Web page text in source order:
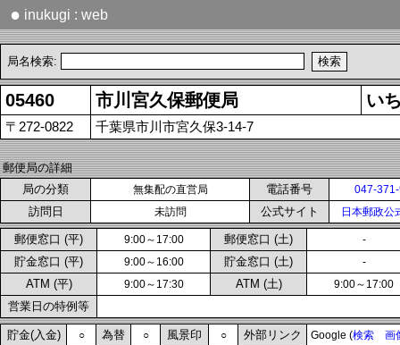
● inukugi : web
局名検索:
05460 市川宮久保郵便局 い
〒272-0822 千葉県市川市宮久保3-14-7
郵便局の詳細
局の分類
無集配の直営局 電話番号 047-
訪問日 未訪問 公式サイト 日本郵政公
郵便窓口 (平) 9:00～17:00 郵便窓口 (土) -
貯金窓口 (平) 9:00～16:00 貯金窓口 (土) -
ATM (平) 9:00～17:30 ATM (土) 9:00～17:00
営業日の特例等
貯金(入金) ○ 為替 ○ 風景印 ○ 外部リンク Google (検索 画